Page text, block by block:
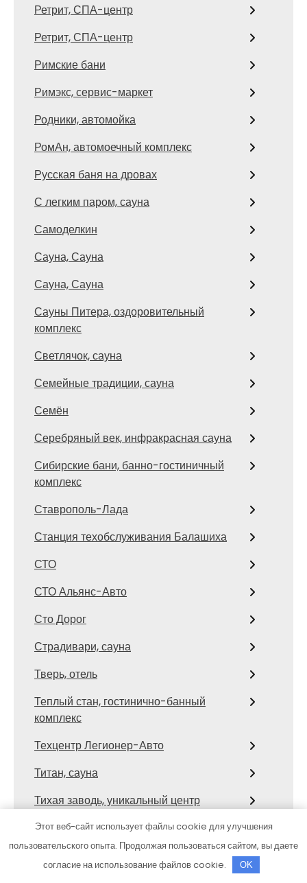
Ретрит, СПА-центр
Ретрит, СПА-центр
Римские бани
Римэкс, сервис-маркет
Родники, автомойка
РомАн, автомоечный комплекс
Русская баня на дровах
С легким паром, сауна
Самоделкин
Сауна, Сауна
Сауна, Сауна
Сауны Питера, оздоровительный
комплекс
Светлячок, сауна
Семейные традиции, сауна
Семён
Серебряный век, инфракрасная сауна
Сибирские бани, банно-гостиничный
комплекс
Ставрополь-Лада
Станция техобслуживания Балашиха
СТО
СТО Альянс-Авто
Сто Дорог
Страдивари, сауна
Тверь, отель
Теплый стан, гостинично-банный
комплекс
Техцентр Легионер-Авто
Титан, сауна
Тихая заводь, уникальный центр
Томила, сауна
ТракСервис
Этот веб-сайт использует файлы cookie для улучшения
пользовательского опыта. Продолжая пользоваться сайтом, вы даете
согласие на использование файлов cookie.
OK